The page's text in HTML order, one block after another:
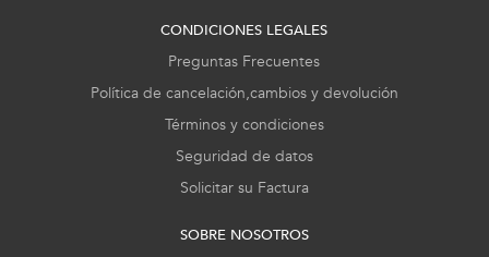
CONDICIONES LEGALES
Preguntas Frecuentes
Política de cancelación,cambios y devolución
Términos y condiciones
Seguridad de datos
Solicitar su Factura
SOBRE NOSOTROS